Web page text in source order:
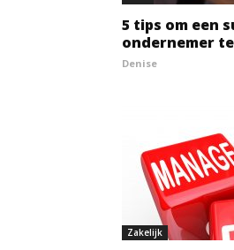
5 tips om een
ondernemer
Denise
Zakelijk